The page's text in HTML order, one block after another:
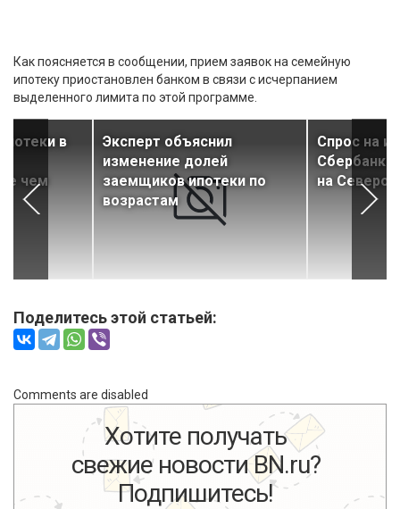
Как поясняется в сообщении, прием заявок на семейную
ипотеку приостановлен банком в связи с исчерпанием
выделенного лимита по этой программе.
в
чем
Эксперт объяснил
изменение долей
заемщиков ипотеки по
возрастам
Спрос на
на Северо-
Поделитесь этой статьей:
Comments are disabled
Хотите получать
свежие новости BN.ru?
Подпишитесь!